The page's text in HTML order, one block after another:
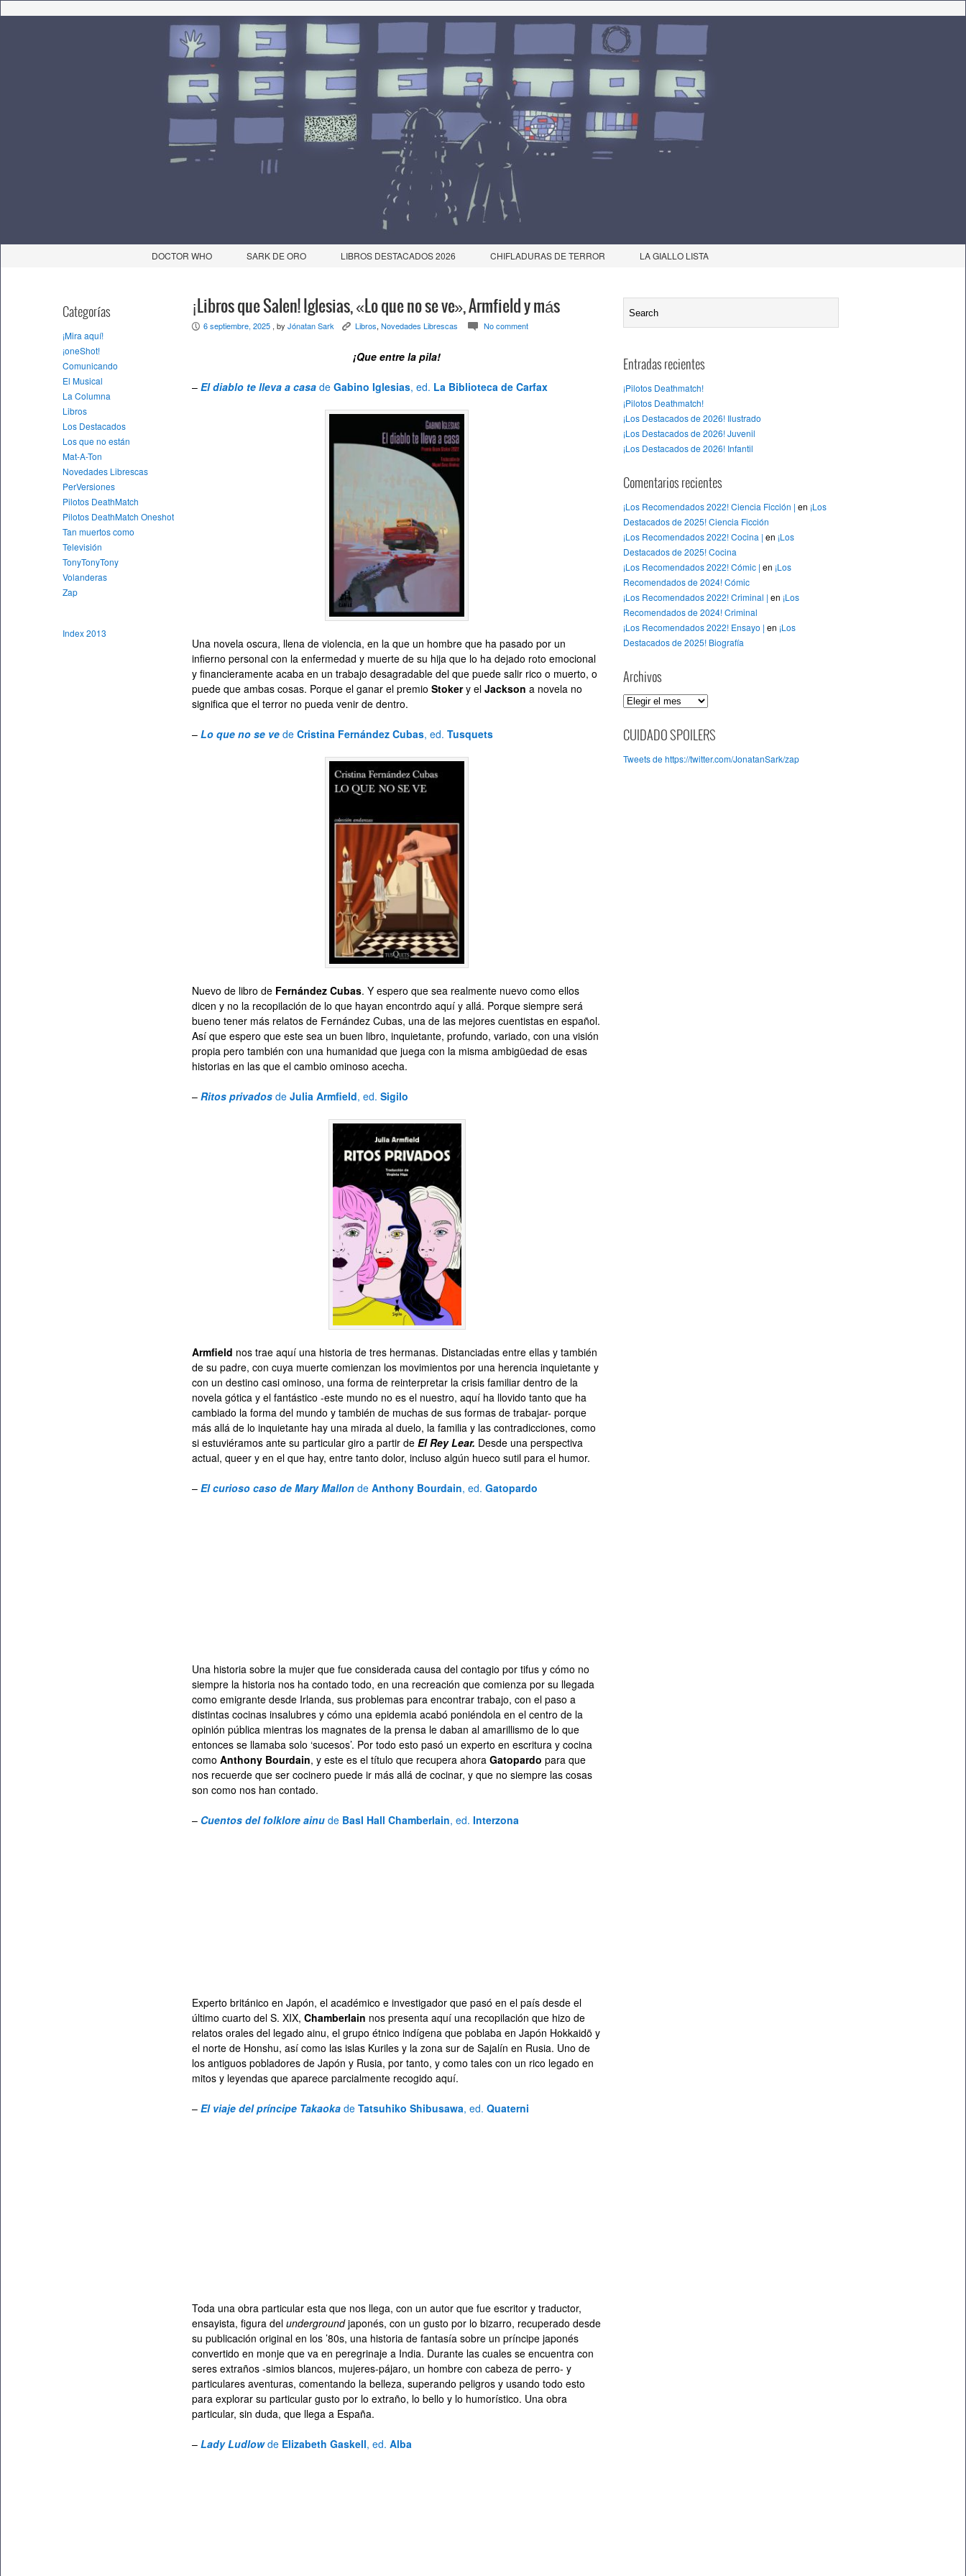
DOCTOR WHO SARK DE ORO LIBROS DESTACADOS 2026 CHIFLADURAS DE TERROR LA GIALLO LISTA
Categorías
¡Mira aquí!
¡oneShot!
Comunicando
El Musical
La Columna
Libros
Los Destacados
Los que no están
Mat-A-Ton
Novedades Librescas
PerVersiones
Pilotos DeathMatch
Pilotos DeathMatch Oneshot
Tan muertos como
Televisión
TonyTonyTony
Volanderas
Zap
Index 2013
¡Libros que Salen! Iglesias, «Lo que no se ve», Armfield y más
P 6 septiembre, 2025 , by Jónatan Sark K Libros,Novedades Librescas c No comment
¡Que entre la pila!
– El diablo te lleva a casa de Gabino Iglesias, ed. La Biblioteca de Carfax
Una novela oscura, llena de violencia, en la que un hombre que ha pasado por un
infierno personal con la enfermedad y muerte de su hija que lo ha dejado roto emocional
y financieramente acaba en un trabajo desagradable del que puede salir rico o muerto, o
puede que ambas cosas. Porque el ganar el premio Stokery el Jackson a novela no
significa que el terror no pueda venir de dentro.
– Lo que no se ve de Cristina Fernández Cubas, ed. Tusquets
Nuevo de libro de Fernández Cubas. Y espero que sea realmente nuevo como ellos
dicen y no la recopilación de lo que hayan encontrdo aquí y allá. Porque siempre será
bueno tener más relatos de Fernández Cubas, una de las mejores cuentistas en español.
Así que espero que este sea un buen libro, inquietante, profundo, variado, con una visión
propia pero también con una humanidad que juega con la misma ambigüedad de esas
historias en las que el cambio ominoso acecha.
– Ritos privados de Julia Armfield, ed. Sigilo
Armfield nos trae aquí una historia de tres hermanas. Distanciadas entre ellas y también
de su padre, con cuya muerte comienzan los movimientos por una herencia inquietante y
con un destino casi ominoso, una forma de reinterpretar la crisis familiar dentro de la
novela gótica y el fantástico -este mundo no es el nuestro, aquí ha llovido tanto que ha
cambiado la forma del mundo y también de muchas de sus formas de trabajar- porque
más allá de lo inquietante hay una mirada al duelo, la familia y las contradicciones, como
si estuviéramos ante su particular giro a partir de El Rey Lear. Desde una perspectiva
actual, queer y en el que hay, entre tanto dolor, incluso algún hueco sutil para el humor.
– El curioso caso de Mary Mallon de Anthony Bourdain, ed. Gatopardo
Una historia sobre la mujer que fue considerada causa del contagio por tifus y cómo no
siempre la historia nos ha contado todo, en una recreación que comienza por su llegada
como emigrante desde Irlanda, sus problemas para encontrar trabajo, con el paso a
distintas cocinas insalubres y cómo una epidemia acabó poniéndola en el centro de la
opinión pública mientras los magnates de la prensa le daban al amarillismo de lo que
entonces se llamaba solo ‘sucesos’. Por todo esto pasó un experto en escritura y cocina
como Anthony Bourdain, y este es el título que recupera ahora Gatopardo para que
nos recuerde que ser cocinero puede ir más allá de cocinar, y que no siempre las cosas
son como nos han contado.
– Cuentos del folklore ainu de Basl Hall Chamberlain, ed. Interzona
Experto británico en Japón, el académico e investigador que pasó en el país desde el
último cuarto del S. XIX, Chamberlain nos presenta aquí una recopilación que hizo de
relatos orales del legado ainu, el grupo étnico indígena que poblaba en Japón Hokkaidō y
el norte de Honshu, así como las islas Kuriles y la zona sur de Sajalín en Rusia. Uno de
los antiguos pobladores de Japón y Rusia, por tanto, y como tales con un rico legado en
mitos y leyendas que aparece parcialmente recogido aquí.
– El viaje del príncipe Takaoka de Tatsuhiko Shibusawa, ed. Quaterni
Toda una obra particular esta que nos llega, con un autor que fue escritor y traductor,
ensayista, figura del undergroundjaponés, con un gusto por lo bizarro, recuperado desde
su publicación original en los ’80s, una historia de fantasía sobre un príncipe japonés
convertido en monje que va en peregrinaje a India. Durante las cuales se encuentra con
seres extraños -simios blancos, mujeres-pájaro, un hombre con cabeza de perro- y
particulares aventuras, comentando la belleza, superando peligros y usando todo esto
para explorar su particular gusto por lo extraño, lo bello y lo humorístico. Una obra
particular, sin duda, que llega a España.
– Lady Ludlowde Elizabeth Gaskell, ed. Alba
Entradas recientes
¡Pilotos Deathmatch!
¡Pilotos Deathmatch!
¡Los Destacados de 2026! Ilustrado
¡Los Destacados de 2026! Juvenil
¡Los Destacados de 2026! Infantil
Comentarios recientes
¡Los Recomendados 2022! Ciencia Ficción | en ¡Los
Destacados de 2025! Ciencia Ficción
¡Los Recomendados 2022! Cocina | en ¡Los
Destacados de 2025! Cocina
¡Los Recomendados 2022! Cómic | en ¡Los
Recomendados de 2024! Cómic
¡Los Recomendados 2022! Criminal | en ¡Los
Recomendados de 2024! Criminal
¡Los Recomendados 2022! Ensayo | en ¡Los
Destacados de 2025! Biografía
Archivos
A
c
i
CUIDADO SPOILERS
Tweets de https://twitter.com/JonatanSark/zap